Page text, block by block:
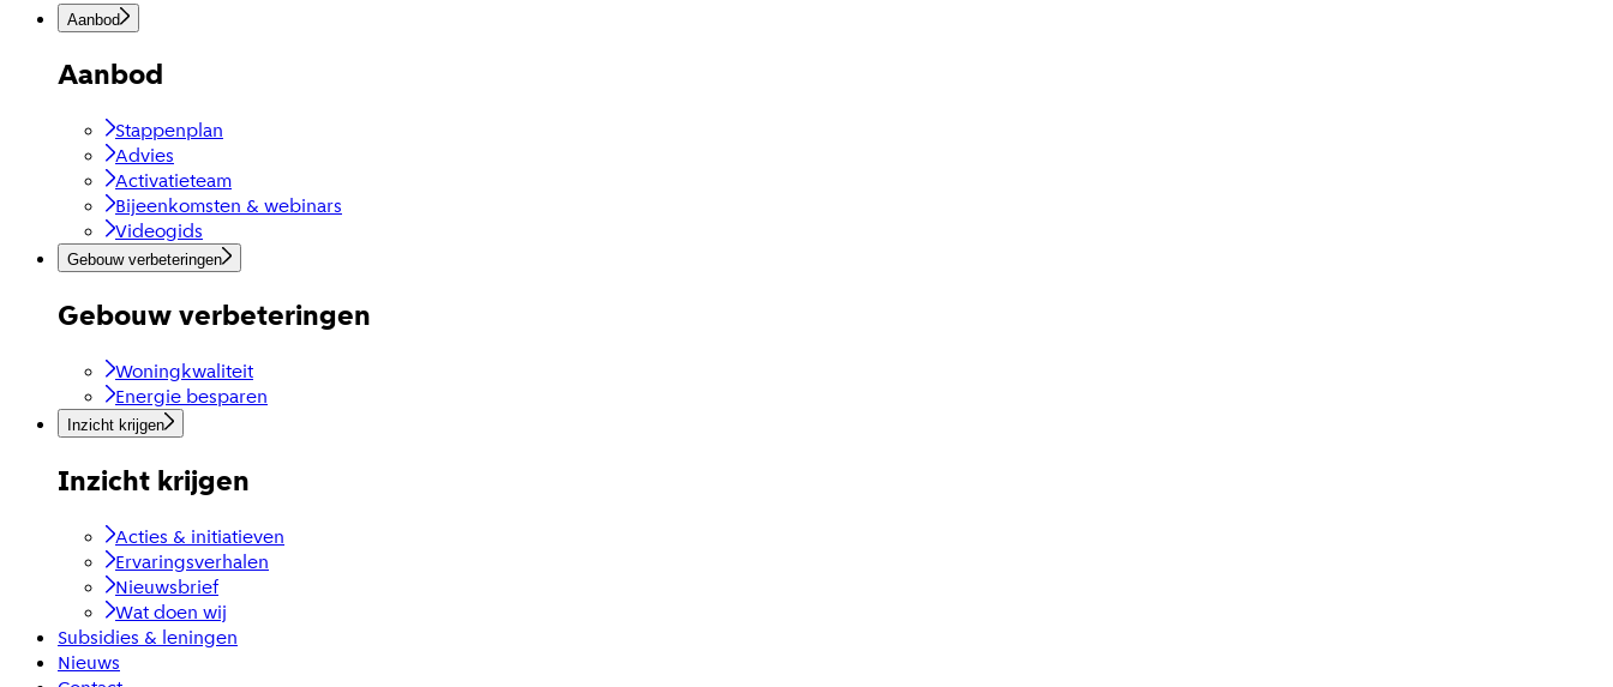
Aanbod
Aanbod
Stappenplan
Advies
Activatieteam
Bijeenkomsten & webinars
Videogids
Gebouw verbeteringen
Gebouw verbeteringen
Woningkwaliteit
Energie besparen
Inzicht krijgen
Inzicht krijgen
Acties & initiatieven
Ervaringsverhalen
Nieuwsbrief
Wat doen wij
Subsidies & leningen
Nieuws